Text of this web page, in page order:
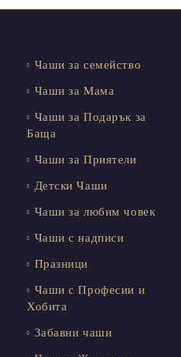
Чаши за семейство
Чаши за Мама
Чаши за Подарък за
Баща
Чаши за Приятели
Детски Чаши
Чаши за любим човек
Чаши с надписи
Празници
Чаши с Професии и
Хобита
Забавни чаши